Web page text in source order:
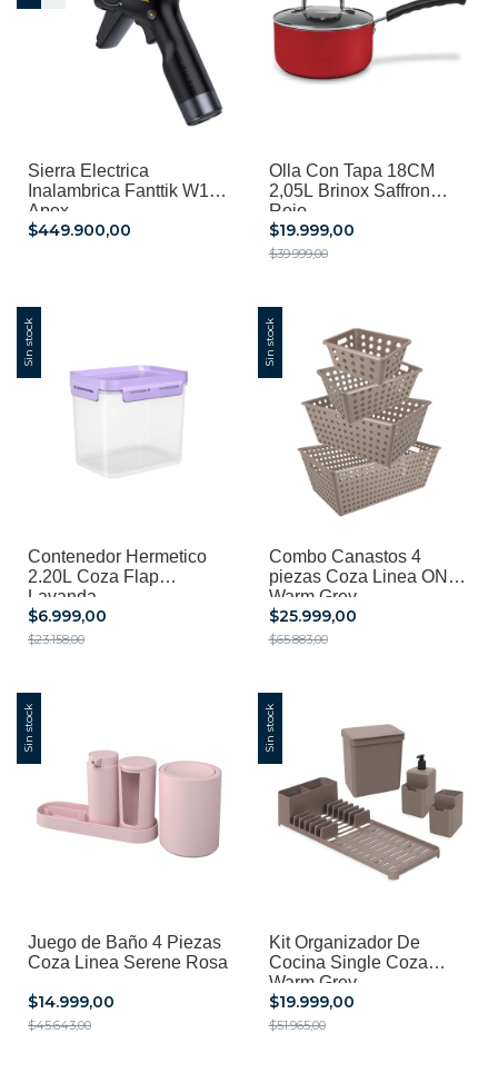
Sierra Electrica
Inalambrica Fanttik W10
Apex
$449.900,00
Olla Con Tapa 18CM
2,05L Brinox Saffron
Rojo
$19.999,00
$39.999,00
Sin stock
Contenedor Hermetico
2.20L Coza Flap
Lavanda
$6.999,00
$23.158,00
Sin stock
Combo Canastos 4
piezas Coza Linea ONE
Warm Grey
$25.999,00
$65.883,00
Sin stock
Juego de Baño 4 Piezas
Coza Linea Serene Rosa
$14.999,00
$45.643,00
Sin stock
Kit Organizador De
Cocina Single Coza
Warm Grey
$19.999,00
$51.965,00